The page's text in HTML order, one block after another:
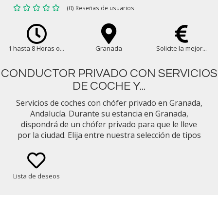
(0) Reseñas de usuarios
1 hasta 8 Horas o... Granada Solicite la mejor...
CONDUCTOR PRIVADO CON SERVICIOS
DE COCHE Y...
Servicios de coches con chófer privado en Granada,
Andalucía. Durante su estancia en Granada,
dispondrá de un chófer privado para que le lleve
por la ciudad. Elija entre nuestra selección de tipos
Lista de deseos